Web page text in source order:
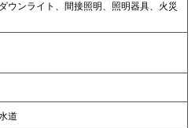
ウンライト、間接照明、照明器具、火災
道